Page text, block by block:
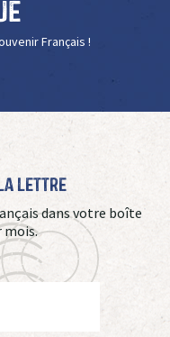
Français !
Lettre
dans votre boîte
mois.